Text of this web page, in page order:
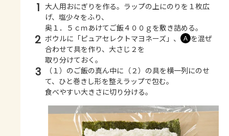
1 大人用おにぎりを作る。ラップの上にのりを１枚広
げ、塩少々をふり、
奥１．５ｃｍあけてご飯４００ｇを敷き詰める。
2 ボウルに「ピュアセレクトマヨネーズ」、 Ａ を混ぜ
合わせて具を作り、大さじ２を
取り分けておく。
3
（１）のご飯の真ん中に（２）の具を横一列にのせ
て、ひと巻きし形を整えラップで包む。
食べやすい大きさに切り分ける。